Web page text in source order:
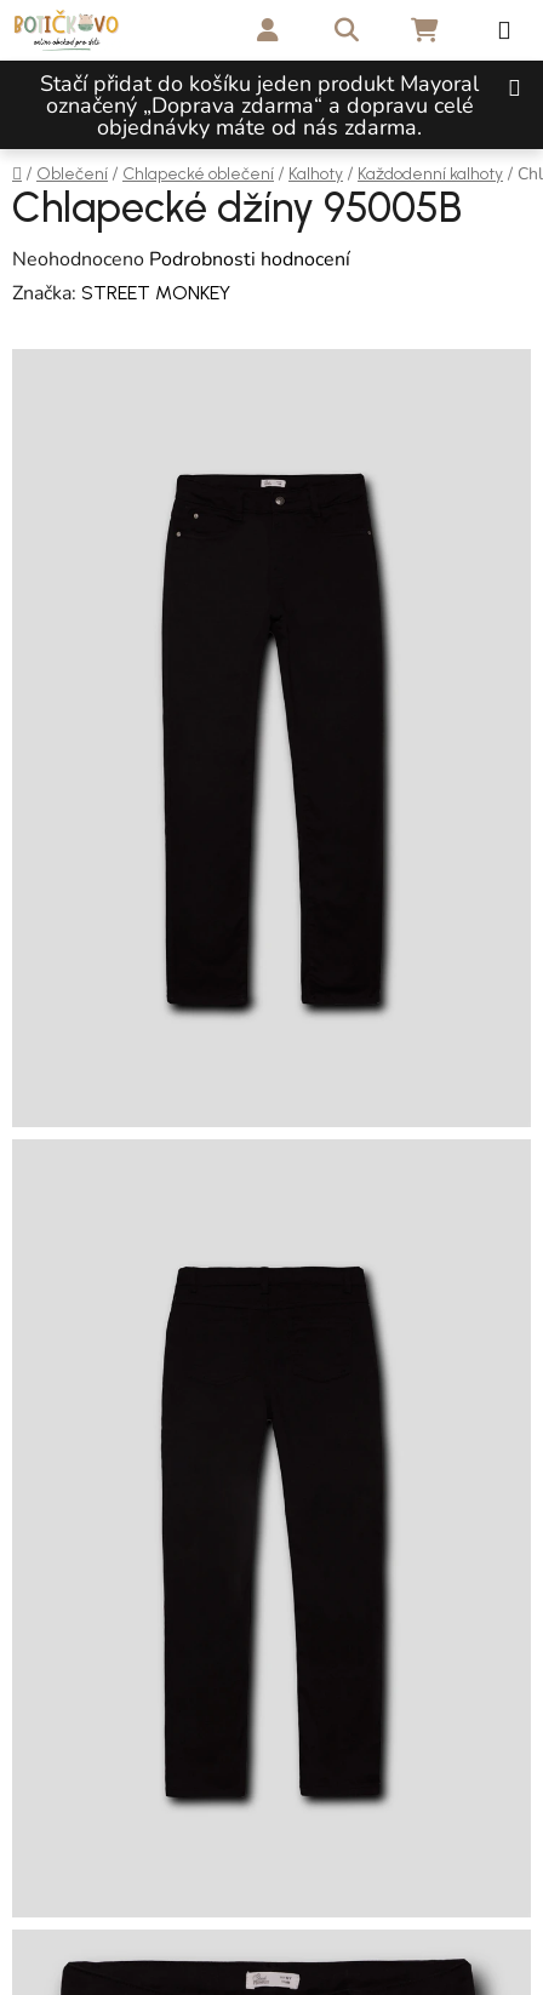
Přejít na obsah
Stačí přidat do košíku jeden produkt Mayoral
označený „Doprava zdarma“ a dopravu celé
objednávky máte od nás zdarma.
Hledat NÁKUPNÍ
Domů
/ Oblečení / Chlapecké oblečení / Kalhoty / Každodenní kalhoty /
Chlapecké džíny 95005B
Průměrné hodnocení produktu je 0,0 z 5 hvězdiček.
Neohodnoceno Podrobnosti hodnocení
Značka: STREET MONKEY